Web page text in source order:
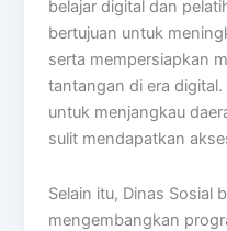
belajar digital dan
bertujuan untuk
serta mempersiapkan
tantangan di era
untuk menjangkau
sulit mendapatkan
Selain itu, Dinas Sosial
mengembangkan